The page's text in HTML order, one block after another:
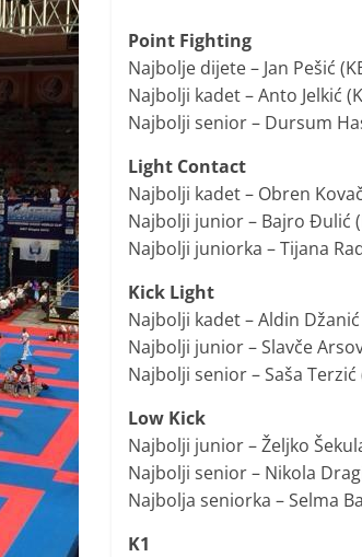
Point Fighting
Najbolje dijete – Jan Pešić
Najbolji kadet – Anto Jelkić
Najbolji senior – Dursum
Light Contact
Najbolji kadet – Obren
Najbolji junior – Bajro Đulić
Najbolji juniorka – Tijana
Kick Light
Najbolji kadet – Aldin Džanić
Najbolji junior – Slavče
Najbolji senior – Saša
Low Kick
Najbolji junior – Željko
Najbolji senior – Nikola
Najbolja seniorka – Selma
K1